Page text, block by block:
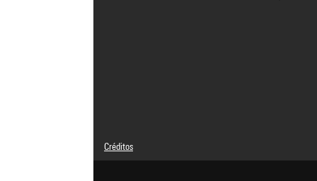
Créditos
© droits réservés